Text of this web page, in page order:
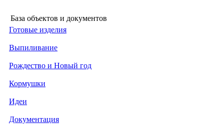
База объектов и документов
Готовые изделия
Выпиливание
Рождество и Новый год
Кормушки
Идеи
Документация